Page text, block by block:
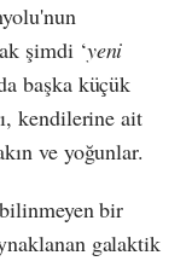
şimdi ‘yeni
başka küçük
kendilerine ait
ve yoğunlar.
bir
galaktik